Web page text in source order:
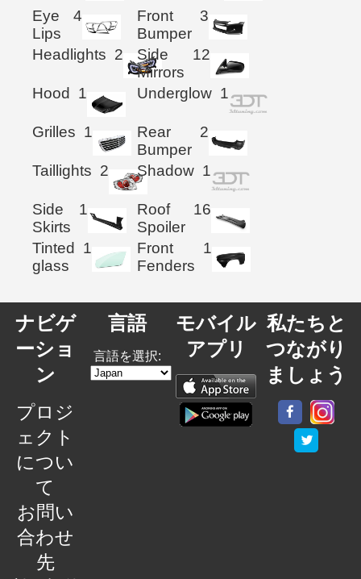
Eye
Lips
4
Front
Bumper
3
Headlights 2
Side
Mirrors
12
Hood 1 Underglow 1
Grilles 1
Rear
Bumper
2
Taillights 2 Shadow 1
Side
Skirts
1
Roof
Spoiler
16
Tinted
glass
1
Front
Fenders
1
ナビゲ
ーショ
ン
プロジ
ェクト
につい
て
お問い
合わせ
先
言語
言語を選択:
モバイル
アプリ
私たちと
つながり
ましょう